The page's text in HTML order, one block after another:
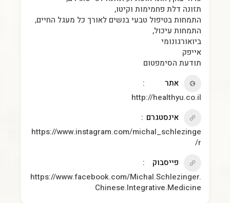
תזונה דלת פחמימות וקיטו,
התמחות בטיפול טבעי בנשים לאורך כל מעגל החיים,
התמחות עיכול,
ביואורגונומי
אייפק
תודעת הסימפטום
אתר
http://healthyu.co.il
אינסטגרם
https://www.instagram.com/michal_schlezinge
r/
פייסבוק
https://www.facebook.com/Michal.Schlezinger.
Chinese.Integrative.Medicine